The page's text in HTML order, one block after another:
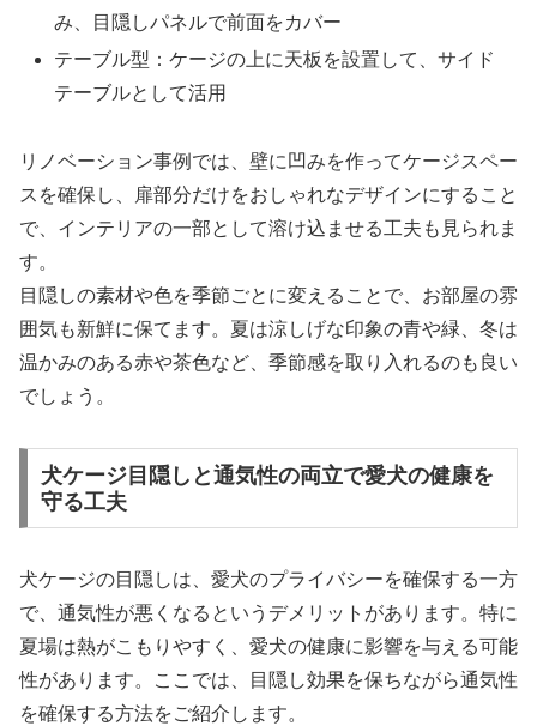
み、目隠しパネルで前面をカバー
テーブル型：ケージの上に天板を設置して、サイド
テーブルとして活用
リノベーション事例では、壁に凹みを作ってケージスペー
スを確保し、扉部分だけをおしゃれなデザインにすること
で、インテリアの一部として溶け込ませる工夫も見られま
す。
目隠しの素材や色を季節ごとに変えることで、お部屋の雰
囲気も新鮮に保てます。夏は涼しげな印象の青や緑、冬は
温かみのある赤や茶色など、季節感を取り入れるのも良い
でしょう。
犬ケージ目隠しと通気性の両立で愛犬の健康を
守る工夫
犬ケージの目隠しは、愛犬のプライバシーを確保する一方
で、通気性が悪くなるというデメリットがあります。特に
夏場は熱がこもりやすく、愛犬の健康に影響を与える可能
性があります。ここでは、目隠し効果を保ちながら通気性
を確保する方法をご紹介します。